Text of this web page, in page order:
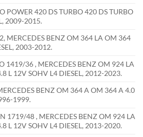
POWER 420 DS TURBO 420 DS TURBO
2009-2015.
MERCEDES BENZ OM 364 LA OM 364
2003-2012.
1419/36 , MERCEDES BENZ OM 924 LA
L 12V SOHV L4 DIESEL, 2012-2023.
BENZ OM 364 A OM 364 A 4.0
1999.
1719/48 , MERCEDES BENZ OM 924 LA
L 12V SOHV L4 DIESEL, 2013-2020.